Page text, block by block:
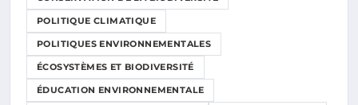
POLITIQUE CLIMATIQUE
POLITIQUES ENVIRONNEMENTALES
ÉCOSYSTÈMES ET BIODIVERSITÉ
ÉDUCATION ENVIRONNEMENTALE